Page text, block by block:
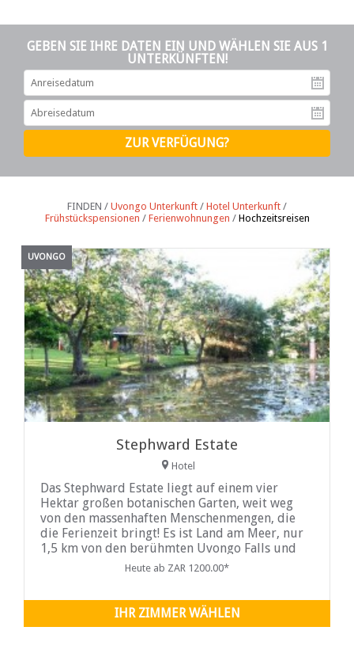
GEBEN SIE IHRE DATEN EIN UND WÄHLEN SIE AUS 1
UNTERKÜNFTEN!
FINDEN / Uvongo Unterkunft / Hotel Unterkunft /
Frühstückspensionen / Ferienwohnungen / Hochzeitsreisen
UVONGO
Stephward Estate
Hotel
Das Stephward Estate liegt auf einem vier
Hektar großen botanischen Garten, weit weg
von den massenhaften Menschenmengen, die
die Ferienzeit bringt! Es ist Land am Meer, nur
1,5 km von den berühmten Uvongo Falls und
Strand und zwischen Margate und Shelly Beach.
Heute ab ZAR 1200.00*
IHR ZIMMER WÄHLEN